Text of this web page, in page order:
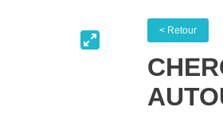
< Retour